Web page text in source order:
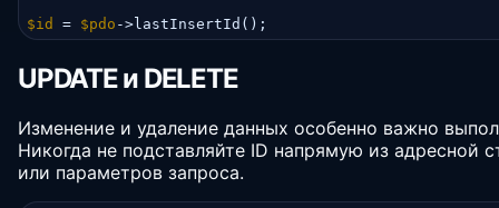
$id = $pdo ->lastInsertId();
UPDATE и DELETE
Изменение и удаление данных особенно важно
Никогда не подставляйте ID напрямую из адресной
или параметров запроса.